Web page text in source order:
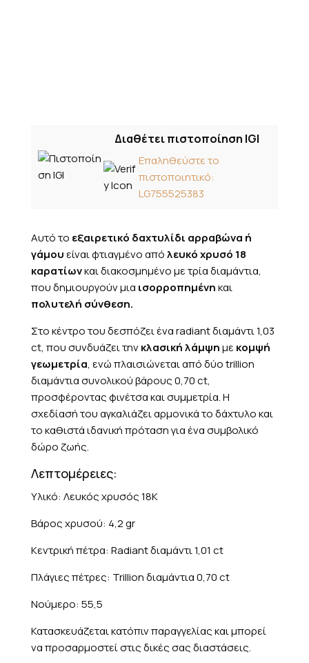
Διαθέτει πιστοποίηση IGI
Επαληθεύστε το
πιστοποιητικό:
LG755525383
Αυτό το εξαιρετικό δαχτυλίδι αρραβώνα ή
γάμουείναι φτιαγμένο απόλευκό χρυσό 18
καρατίωνκαι διακοσμημένο με τρία διαμάντια,
που δημιουργούν μια ισορροπημένηκαι
πολυτελή σύνθεση.
Στο κέντρο του δεσπόζει ένα radiant διαμάντι 1,03
ct, που συνδυάζει τηνκλασική λάμψημε κομψή
γεωμετρία, ενώ πλαισιώνεται από δύο trillion
διαμάντια συνολικού βάρους 0,70 ct,
προσφέροντας φινέτσα και συμμετρία. Η
σχεδίασή του αγκαλιάζει αρμονικά το δάχτυλο και
το καθιστά ιδανική πρόταση για ένα συμβολικό
δώρο ζωής.
Λεπτομέρειες:
Υλικό: Λευκός χρυσός 18Κ
Βάρος χρυσού: 4,2 gr
Κεντρική πέτρα: Radiant διαμάντι 1,01 ct
Πλάγιες πέτρες: Trillion διαμάντια 0,70 ct
Νούμερο: 55,5
Κατασκευάζεται κατόπιν παραγγελίας και μπορεί
να προσαρμοστεί στις δικές σας διαστάσεις.